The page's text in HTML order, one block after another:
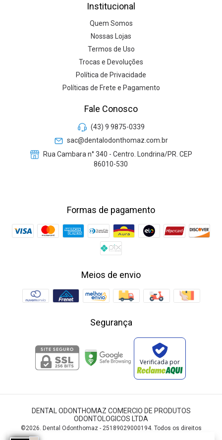
Institucional
Quem Somos
Nossas Lojas
Termos de Uso
Trocas e Devoluções
Política de Privacidade
Políticas de Frete e Pagamento
Fale Conosco
(43) 9 9875-0339
sac@dentalodonthomaz.com.br
Rua Cambara n° 340 - Centro. Londrina/PR. CEP
86010-530
Formas de pagamento
Meios de envio
Segurança
Verificada por
DENTAL ODONTHOMAZ COMERCIO DE PRODUTOS
ODONTOLOGICOS LTDA
©2026. Dental Odonthomaz - 25189029000194. Todos os direitos